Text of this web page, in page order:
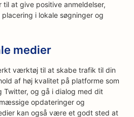
at give positive anmeldelser,
i lokale søgninger og
medier
værktøj til at skabe trafik til din
af høj kvalitet på platforme som
Twitter, og gå i dialog med dit
opdateringer og
kan også være et godt sted at